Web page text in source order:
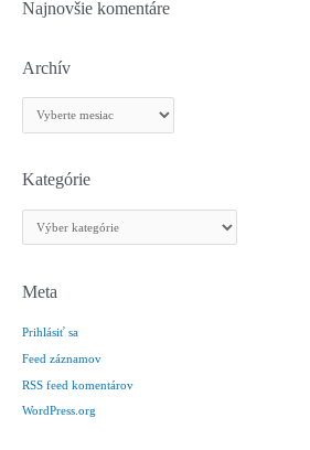
Najnovšie komentáre
Archív
r
h
Kategórie
a
e
ó
r
i
e
Meta
Prihlásiť sa
Feed záznamov
RSS feed komentárov
WordPress.org